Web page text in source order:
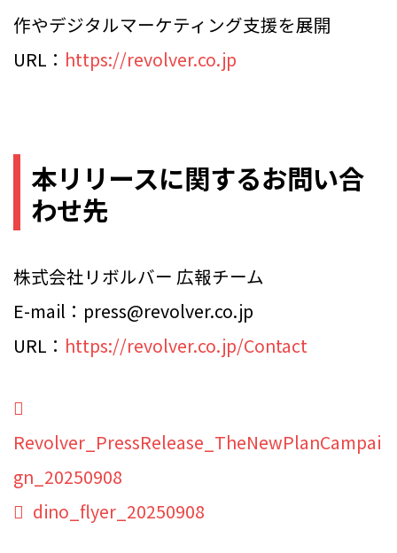
作やデジタルマーケティング支援を展開
URL： https://revolver.co.jp
本リリースに関するお問い合
わせ先
株式会社リボルバー 広報チーム
E-mail：press@revolver.co.jp
URL： https://revolver.co.jp/Contact
Revolver_PressRelease_TheNewPlanCampai
gn_20250908
dino_flyer_20250908